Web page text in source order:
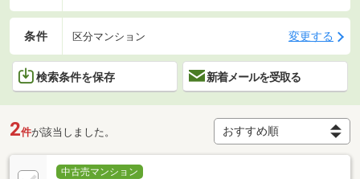
条件 区分マンション 変更する
検索条件を保存 新着メールを受取る
2件が該当しました。
中古売マンション